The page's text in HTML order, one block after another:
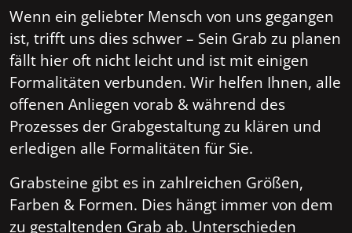
Wenn ein geliebter Mensch von uns gegangen
ist, trifft uns dies schwer – Sein Grab zu planen
fällt hier oft nicht leicht und ist mit einigen
Formalitäten verbunden. Wir helfen Ihnen, alle
offenen Anliegen vorab & während des
Prozesses der Grabgestaltung zu klären und
erledigen alle Formalitäten für Sie.
Grabsteine gibt es in zahlreichen Größen,
Farben & Formen. Dies hängt immer von dem
zu gestaltenden Grab ab. Unterschieden